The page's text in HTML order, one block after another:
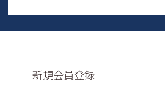
新規会員登録